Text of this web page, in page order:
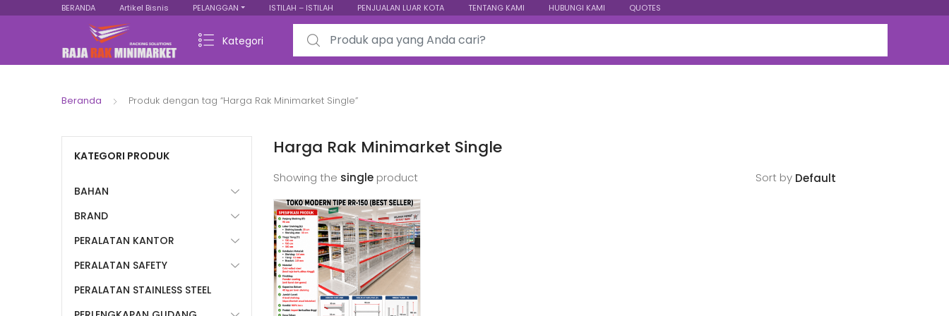
BERANDA Artikel Bisnis PELANGGAN ISTILAH – ISTILAH PENJUALAN LUAR KOTA TENTANG KAMI HUBUNGI KAMI QUOTES
Kategori
Search for:
Beranda Produk dengan tag “Harga Rak Minimarket Single”
Harga Rak Minimarket Single
Showing the single product Sort by
KATEGORI PRODUK
BAHAN
BRAND
PERALATAN KANTOR
PERALATAN SAFETY
PERALATAN STAINLESS STEEL